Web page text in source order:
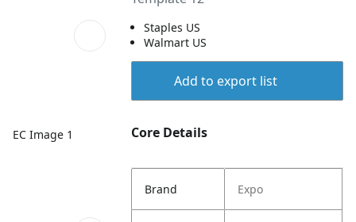
EC Image 1
Staples US
Walmart US
Add to export list
Core Details
Brand Expo